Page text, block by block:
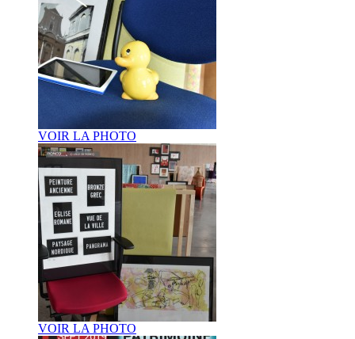
VOIR LA PHOTO
VOIR LA PHOTO